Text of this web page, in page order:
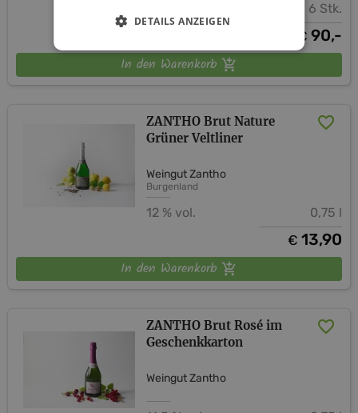
6 Stk.
€ 90,-
In den Warenkorb
ZANTHO Brut Nature
Grüner Veltliner
Weingut Zantho
Burgenland
12 % vol. 0,75 l
€ 13,90
In den Warenkorb
ZANTHO Brut Rosé im
Geschenkkarton
Weingut Zantho
DETAILS ANZEIGEN